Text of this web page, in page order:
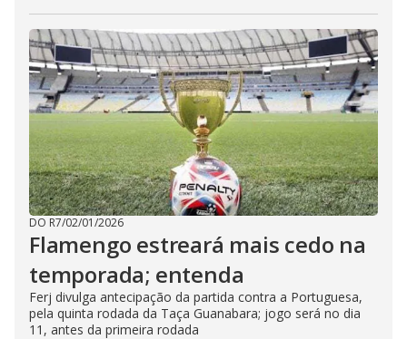
DO R7/02/01/2026
Flamengo estreará mais cedo na
temporada; entenda
Ferj divulga antecipação da partida contra a Portuguesa,
pela quinta rodada da Taça Guanabara; jogo será no dia
11, antes da primeira rodada